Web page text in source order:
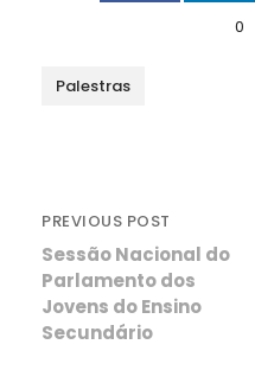
0
Palestras
PREVIOUS POST
Sessão Nacional do
Parlamento dos
Jovens do Ensino
Secundário